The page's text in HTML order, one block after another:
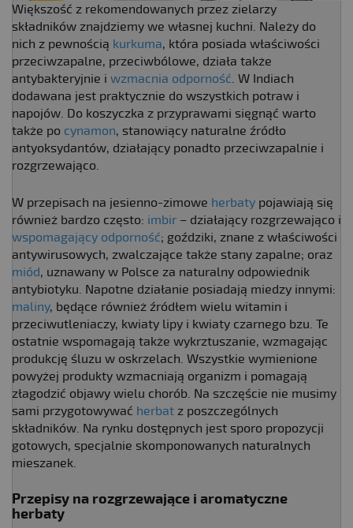
Większość z rekomendowanych przez zielarzy
składników znajdziemy we własnej kuchni. Należy do
nich z pewnością kurkuma, która posiada właściwości
przeciwzapalne, przeciwbólowe, działa także
antybakteryjnie i wzmacnia odporność. W Indiach
dodawana jest praktycznie do wszystkich potraw i
napojów. Do koszyczka z przyprawami sięgnąć warto
także po cynamon, stanowiący naturalne źródło
antyoksydantów, działający ponadto przeciwzapalnie i
rozgrzewająco.
W przepisach na jesienno-zimowe herbaty pojawiają się
również bardzo często: imbir – działający rozgrzewająco i
wspomagający odporność; goździki, znane z właściwości
antywirusowych, zwalczające także stany zapalne; oraz
miód, uznawany w Polsce za naturalny odpowiednik
antybiotyku. Napotne działanie posiadają miedzy innymi:
maliny, będące również źródłem wielu witamin i
przeciwutleniaczy, kwiaty lipy i kwiaty czarnego bzu. Te
ostatnie wspomagają także wykrztuszanie, wzmagając
produkcję śluzu w oskrzelach. Wszystkie wymienione
powyżej produkty wzmacniają organizm i pomagają
złagodzić objawy wielu chorób. Na szczęście nie musimy
sami przygotowywać herbat z poszczególnych
składników. Na rynku dostępnych jest sporo propozycji
gotowych, specjalnie skomponowanych naturalnych
mieszanek.
Przepisy na rozgrzewające i aromatyczne
herbaty